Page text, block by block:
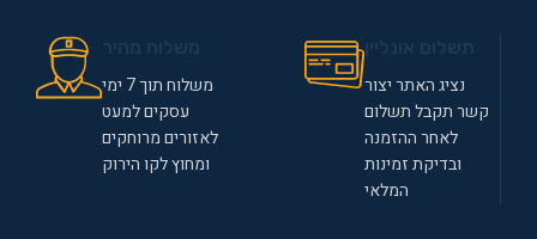
נציג האתר יצור
קשר תקבל תשלום
לאחר ההזמנה
ובדיקת זמינות
המלאי
משלוח תוך 7 ימי
עסקים למעט
לאזורים מרוחקים
ומחוץ לקו הירוק